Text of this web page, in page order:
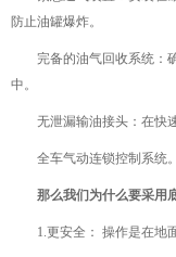
防止油罐爆炸。
完备的油气回收系统：确
中。
无泄漏输油接头：在快速
全车气动连锁控制系统。
那么我们为什么要采用
1.更安全： 操作是在地面